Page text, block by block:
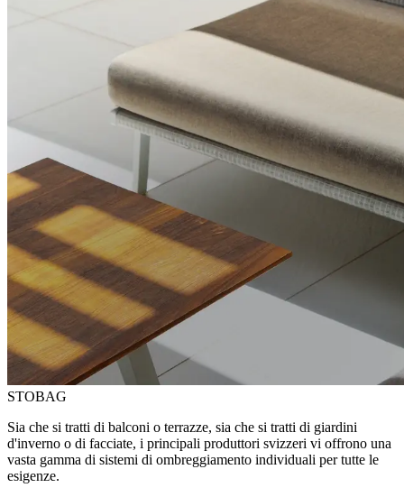
STOBAG
Sia che si tratti di balconi o terrazze, sia che si tratti di giardini
d'inverno o di facciate, i principali produttori svizzeri vi offrono una
vasta gamma di sistemi di ombreggiamento individuali per tutte le
esigenze.